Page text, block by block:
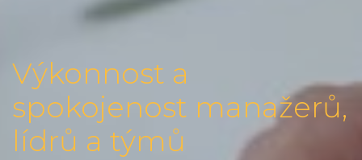
Výkonnost a
spokojenost manažerů,
lídrů a týmů